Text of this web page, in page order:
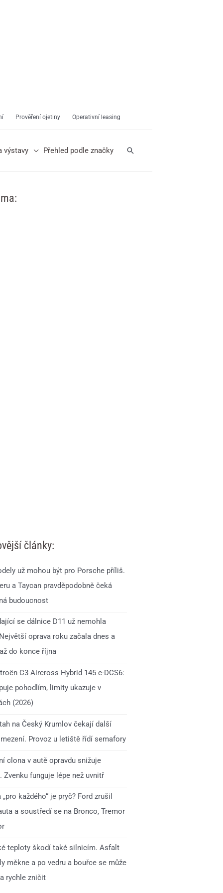
Prověření ojetiny Operativní leasing
výstavy Přehled podle značky Hledat
články:
už mohou být pro Porsche příliš.
a Taycan pravděpodobně čeká
budoucnost
se dálnice D11 už nemohla
oprava roku začala dnes a
do konce října
C3 Aircross Hybrid 145 e-DCS6:
pohodlím, limity ukazuje v
(2026)
na Český Krumlov čekají další
Provoz u letiště řídí semafory
clona v autě opravdu snižuje
Zvenku funguje lépe než uvnitř
každého“ je pryč? Ford zrušil
a soustředí se na Bronco, Tremor
teploty škodí také silnicím. Asfalt
měkne a po vedru a bouřce se může
rychle zničit